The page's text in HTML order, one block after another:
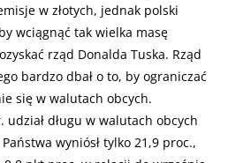
w złotych, jednak polski
wciągnąć tak wielka masę
rząd Donalda Tuska. Rząd
bardzo dbał o to, by ograniczać
się w walutach obcych.
długu w walutach obcych
wyniósł tylko 21,9 proc.,